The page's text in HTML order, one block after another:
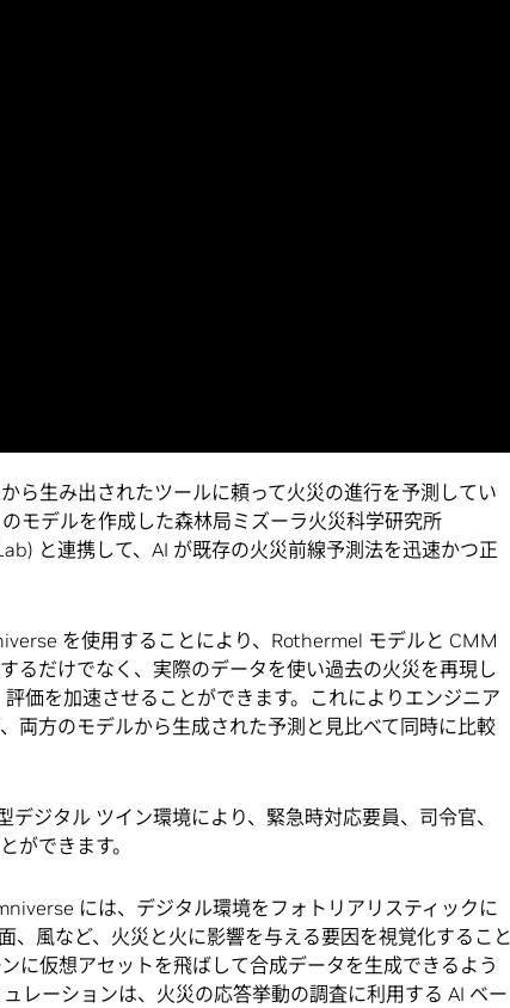
ら生み出されたツールに頼って火災の進行を予測してい
モデルを作成した森林局ミズーラ火災科学研究所
と連携して、AI が既存の火災前線予測法を迅速かつ正
を使用することにより、Rothermel モデルと CMM
るだけでなく、実際のデータを使い過去の火災を再現し
価を加速させることができます。これによりエンジニア
両方のモデルから生成された予測と見比べて同時に比較
ジタル ツイン環境により、緊急時対応要員、司令官、
ができます。
には、デジタル環境をフォトリアリスティックに
、風など、火災と火に影響を与える要因を視覚化すること
に仮想アセットを飛ばして合成データを生成できるよう
レーションは、火災の応答挙動の調査に利用する AI ベー